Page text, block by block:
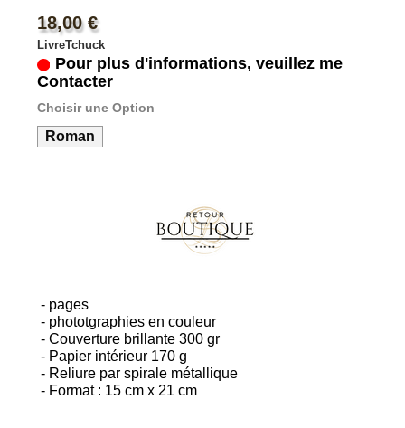
0
18,00 €
LivreTchuck
Pour plus d'informations, veuillez me
Contacter
Choisir une Option
Roman
- pages
- phototgraphies en couleur
- Couverture brillante 300 gr
- Papier intérieur 170 g
- Reliure par spirale métallique
- Format : 15 cm x 21 cm